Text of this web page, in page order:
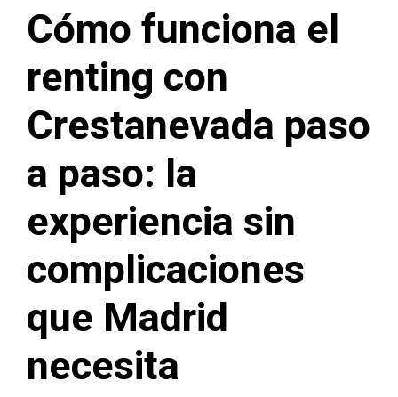
Cómo funciona el
renting con
Crestanevada paso
a paso: la
experiencia sin
complicaciones
que Madrid
necesita